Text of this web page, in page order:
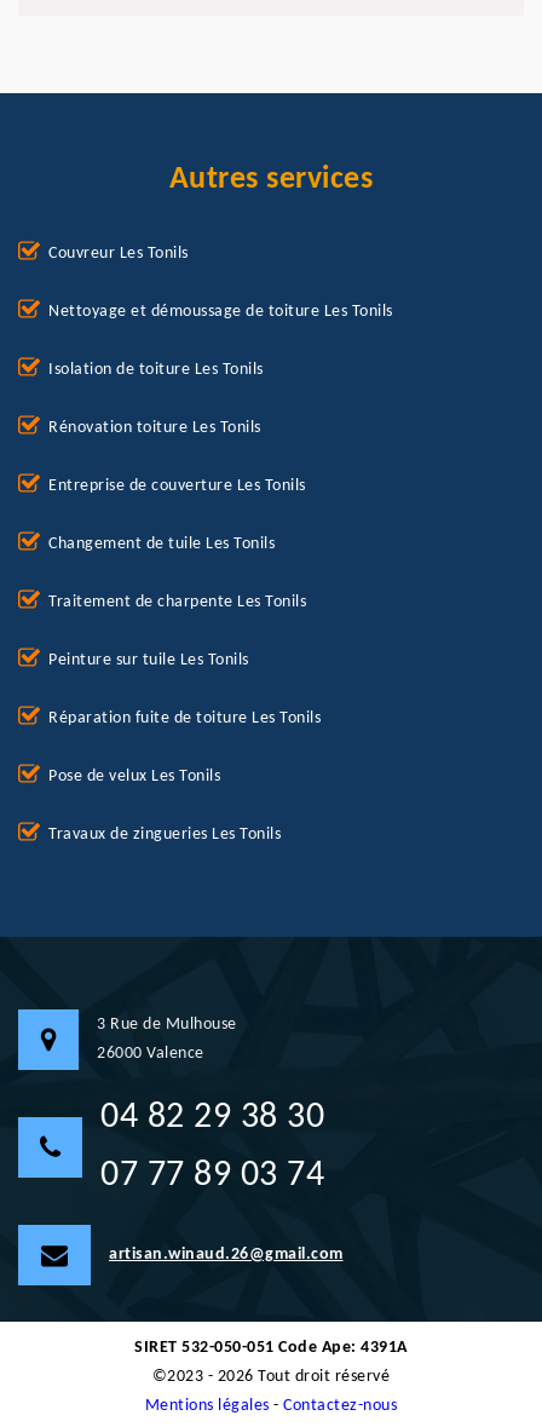
Autres services
Couvreur Les Tonils
Nettoyage et démoussage de toiture Les Tonils
Isolation de toiture Les Tonils
Rénovation toiture Les Tonils
Entreprise de couverture Les Tonils
Changement de tuile Les Tonils
Traitement de charpente Les Tonils
Peinture sur tuile Les Tonils
Réparation fuite de toiture Les Tonils
Pose de velux Les Tonils
Travaux de zingueries Les Tonils
3 Rue de Mulhouse
26000 Valence
04 82 29 38 30
07 77 89 03 74
artisan.winaud.26@gmail.com
SIRET 532-050-051 Code Ape: 4391A
©2023 - 2026 Tout droit réservé
Mentions légales -Contactez-nous